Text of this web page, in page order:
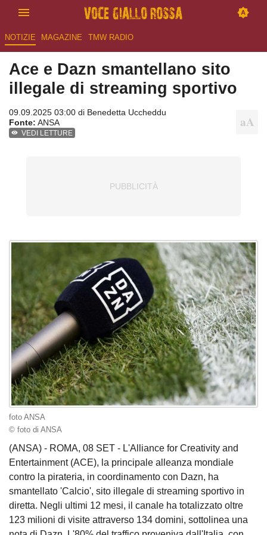
NOTIZIE MAGAZINE TMW RADIO
Ace e Dazn smantellano sito
illegale di streaming sportivo
09.09.2025 03:00 di Benedetta Uccheddu
Fonte: ANSA
VEDI LETTURE
foto ANSA
© foto di ANSA
(ANSA) - ROMA, 08 SET - L'Alliance for Creativity and
Entertainment (ACE), la principale alleanza mondiale
contro la pirateria, in coordinamento con Dazn, ha
smantellato 'Calcio', sito illegale di streaming sportivo in
diretta. Negli ultimi 12 mesi, il canale ha totalizzato oltre
123 milioni di visite attraverso 134 domini, sottolinea una